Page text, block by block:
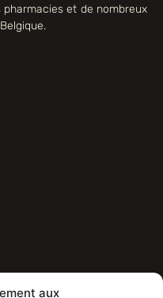
aux
et de nombreux